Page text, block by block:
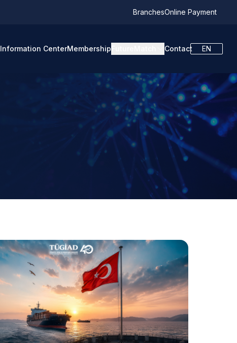
BranchesOnline Payment
Information CenterMembership Contact EN